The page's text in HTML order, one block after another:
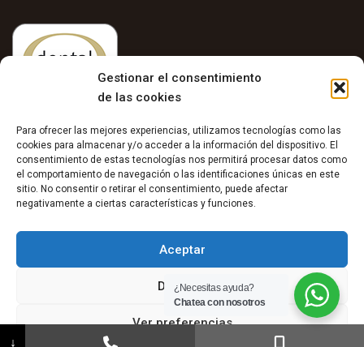
Gestionar el consentimiento
de las cookies
Para ofrecer las mejores experiencias, utilizamos tecnologías como las
cookies para almacenar y/o acceder a la información del dispositivo. El
consentimiento de estas tecnologías nos permitirá procesar datos como
el comportamiento de navegación o las identificaciones únicas en este
sitio. No consentir o retirar el consentimiento, puede afectar
negativamente a ciertas características y funciones.
Aceptar
Denegar
Ver preferencias
Aviso Legal
Política de Privacidad
¿Necesitas ayuda?
Chatea con nosotros
↓